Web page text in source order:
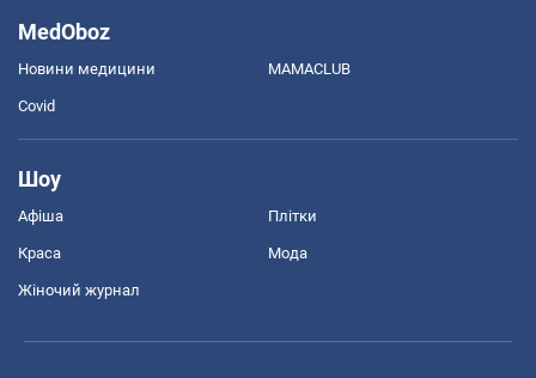
MedOboz
Новини медицини MAMACLUB
Covid
Шоу
Афіша Плітки
Краса Мода
Жіночий журнал